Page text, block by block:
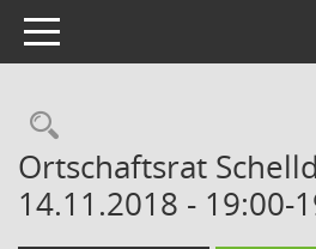
Toggle navigation
Rechercheauswahl
Ortschaftsrat
14.11.2018 - 19:00-